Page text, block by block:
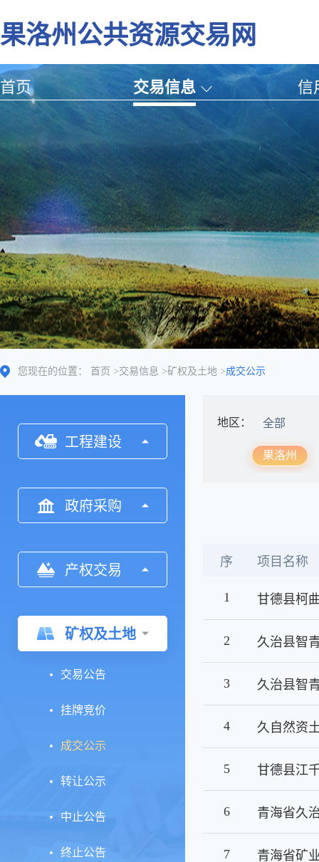
果洛州公共资源交易网
首页 交易信息 信
您现在的位置： 首页 >交易信息 >矿权及土地 >成交公示
工程建设
政府采购
产权交易
矿权及土地
交易公告
挂牌竞价
成交公示
转让公示
中止公告
终止公告
地区： 全部
果洛州
序 项目名称
1 甘德县柯
2 久治县智
3
4 久自然资
5 甘德县江
6
7